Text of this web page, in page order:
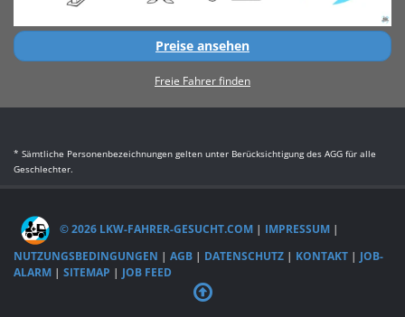
Preise ansehen
Freie Fahrer finden
* Sämtliche Personenbezeichnungen gelten unter Berücksichtigung des AGG für alle
Geschlechter.
© 2026 LKW-FAHRER-GESUCHT.COM | IMPRESSUM |
NUTZUNGSBEDINGUNGEN | AGB | DATENSCHUTZ | KONTAKT | JOB-
ALARM | SITEMAP | JOB FEED